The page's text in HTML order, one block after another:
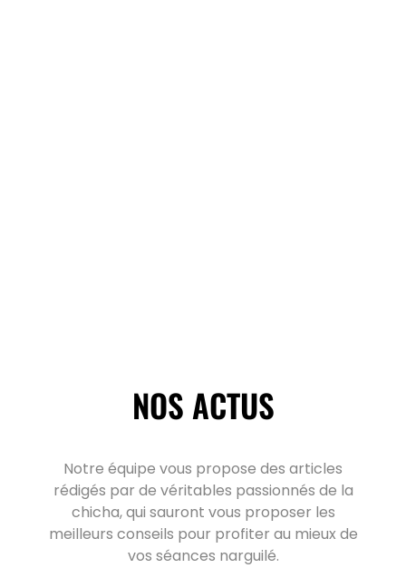
NOS ACTUS
Notre équipe vous propose des articles
rédigés par de véritables passionnés de la
chicha, qui sauront vous proposer les
meilleurs conseils pour profiter au mieux de
vos séances narguilé.